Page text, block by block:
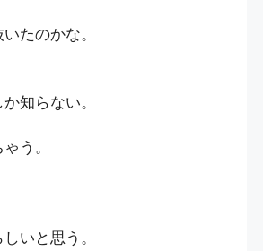
たのかな。
知らない。
う。
いと思う。